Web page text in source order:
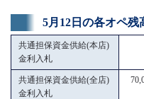
5月12日の各オペ残
共通担保資金供給(本店)
金利入札
共通担保資金供給(全店)
金利入札